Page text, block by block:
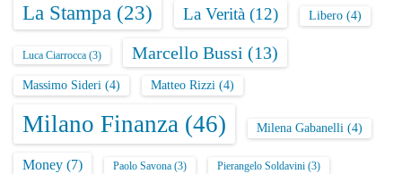
La Stampa (23) La Verità (12) Libero (4)
Luca Ciarrocca (3) Marcello Bussi (13)
Massimo Sideri (4) Matteo Rizzi (4)
Milano Finanza (46) Milena Gabanelli (4)
Money (7) Paolo Savona (3) Pierangelo Soldavini (3)